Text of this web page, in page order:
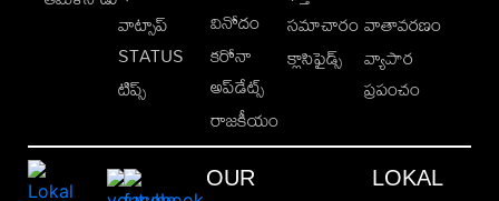
వాట్సాప్
STATUS
టిప్స్
వినోదం
కరోనా
అప్‌డేట్స్
రాజకీయం
సమాచారం
క్లాసిఫైడ్స్
వాతావరణం
వ్యాపార
ప్రపంచం
OUR
LOKAL